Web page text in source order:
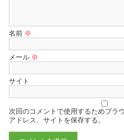
名前 ※
メール ※
サイト
次回のコメントで使用するためブラ
アドレス、サイトを保存する。